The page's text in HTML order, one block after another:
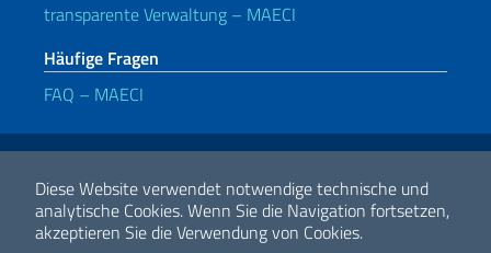
Diese Website verwendet notwendige technische und
analytische Cookies.Wenn Sie die Navigation fortsetzen,
akzeptieren Sie die Verwendung von Cookies.
transparente Verwaltung – MAECI
Häufige Fragen
FAQ – MAECI
Nützliche Links